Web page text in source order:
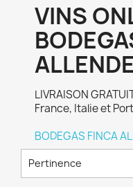
VINS
ALLENDE
LIVRAISON
France, Italie et
BODEGAS FINCA
Pertinence